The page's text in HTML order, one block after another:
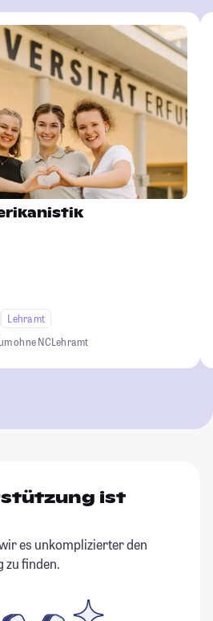
Lehramt
ohne NCLehramt
ist
es unkomplizierter den
zu finden.